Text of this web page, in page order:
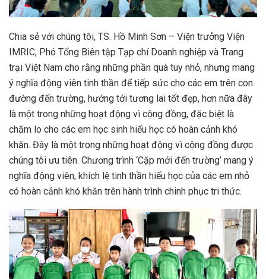
Chia sẻ với chúng tôi, TS. Hồ Minh Sơn – Viện trưởng Viện
IMRIC, Phó Tổng Biên tập Tạp chí Doanh nghiệp và Trang
trại Việt Nam cho rằng những phần quà tuy nhỏ, nhưng mang
ý nghĩa động viên tinh thần để tiếp sức cho các em trên con
đường đến trường, hướng tới tương lai tốt đẹp, hơn nữa đây
là một trong những hoạt động vì cộng đồng, đặc biệt là
chăm lo cho các em học sinh hiếu học có hoàn cảnh khó
khăn. Đây là một trong những hoạt động vì cộng đồng được
chúng tôi ưu tiên. Chương trình ‘Cặp mới đến trường’ mang ý
nghĩa động viên, khích lệ tinh thần hiếu học của các em nhỏ
có hoàn cảnh khó khăn trên hành trình chinh phục tri thức.